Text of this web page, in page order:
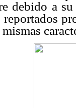
debido a
reportados
mismas